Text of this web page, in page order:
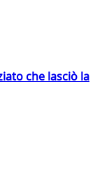
che lasciò la